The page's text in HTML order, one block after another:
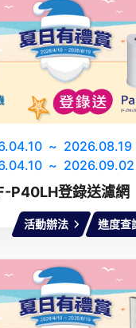
~ 2026.08.19
~ 2026.09.02
P40LH登錄送濾網
活動辦法 進度查